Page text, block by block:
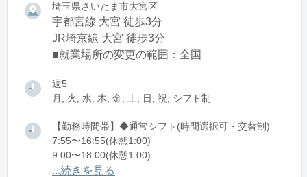
埼玉県さいたま市大宮区
宇都宮線 大宮 徒歩3分
JR埼京線 大宮 徒歩3分
■就業場所の変更の範囲：全国
週5
月, 火, 水, 木, 金, 土, 日, 祝, シフト制
【勤務時間帯】◆通常シフト(時間選択可・交替制)
7:55〜16:55(休憩1:00)
9:00〜18:00(休憩1:00)
10:00〜19:00(休憩1:00)
...続きを見る